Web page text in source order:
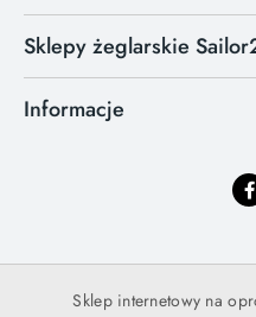
Sklepy żeglarskie
Informacje
Sklep internetowy na